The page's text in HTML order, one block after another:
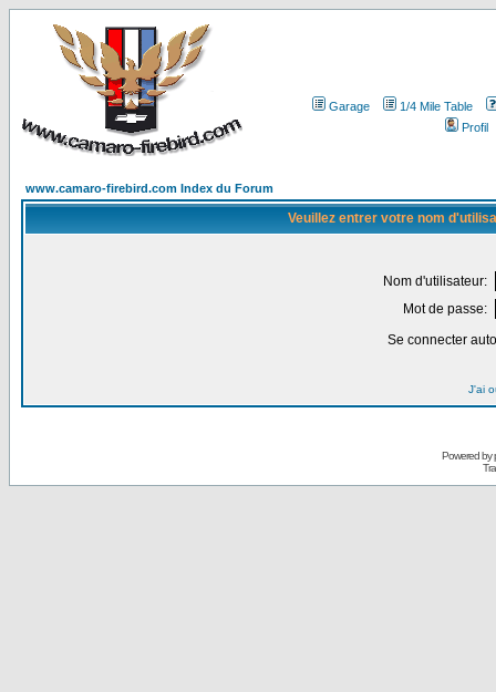
Garage
1/4 Mile Table
Profil
www.camaro-firebird.com Index du Forum
Veuillez entrer votre nom
Nom d'utilisateur:
Mot de passe:
Se connecter
J'ai
Powered by